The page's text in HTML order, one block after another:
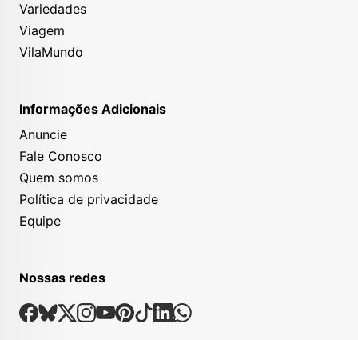
Variedades
Viagem
VilaMundo
Informações Adicionais
Anuncie
Fale Conosco
Quem somos
Política de privacidade
Equipe
Nossas redes
Nossas Redes Sociais
Facebook
Bsky
X Instagram
Youtube
Pinterest
TiktokLinkedin
Whatsapp